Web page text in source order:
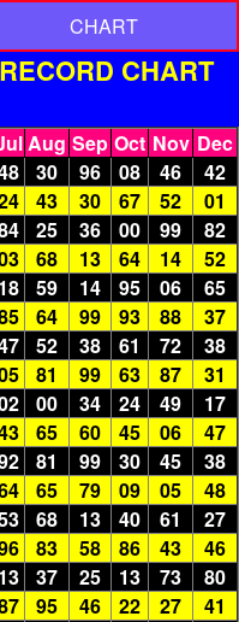
CHART
CHART
Aug Sep Oct Nov Dec
30 96 08 46
42
43 30 67 52
01
25 36 00 99
82
68 13 64 14
52
18 59 14 95 06
65
64 99 93 88
37
52 38 61 72
38
81 99 63 87
31
00 34 24 49
17
65 60 45 06
47
81 99 30 45
38
65 79 09 05
48
68 13 40 61
27
83 58 86 43
46
13 37 25 13 73
80
95 46 22 27
41